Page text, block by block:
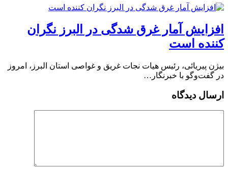
افزایش آمار غرق شدگی در البرز نگران
کننده است
بیژن پیریائی، رئیس هیات نجات غریق و غواصی استان البرز، امروز
در گفت‌وگو با خبرنگار…
ارسال دیدگاه